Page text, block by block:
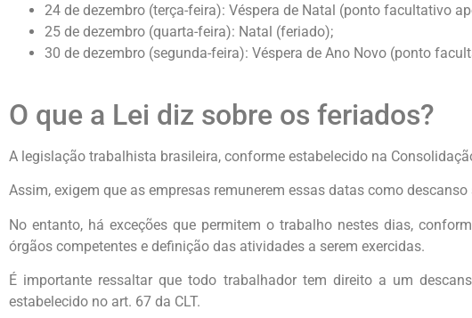
24 de dezembro (terça-feira): Véspera de Natal (ponto facultativo
25 de dezembro (quarta-feira): Natal (feriado);
30 de dezembro (segunda-feira): Véspera de Ano Novo (ponto
O que a Lei diz sobre os feriados?
A legislação trabalhista brasileira, conforme estabelecido na
Assim, exigem que as empresas remunerem essas datas como
No entanto, há exceções que permitem o trabalho nestes dias,
órgãos competentes e definição das atividades a serem exercidas.
É importante ressaltar que todo trabalhador tem direito a um
estabelecido no art. 67 da CLT.